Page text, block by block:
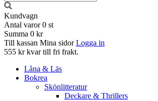
Kundvagn
Antal varor 0 st
Summa 0 kr
Till kassan Mina sidor Logga in
555 kr kvar till fri frakt.
Låna & Läs
Bokrea
Skönlitteratur
Deckare & Thrillers